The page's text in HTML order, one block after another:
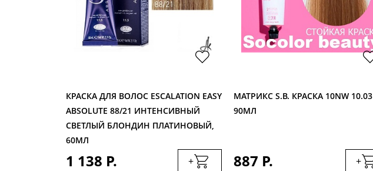
КРАСКА ДЛЯ ВОЛОС ESCALATION EASY
ABSOLUTE 88/21 ИНТЕНСИВНЫЙ
СВЕТЛЫЙ БЛОНДИН ПЛАТИНОВЫЙ,
60МЛ
1 138 Р. +
МАТРИКС S.B. КРАСКА 10NW 10.03
90МЛ
887 Р. +